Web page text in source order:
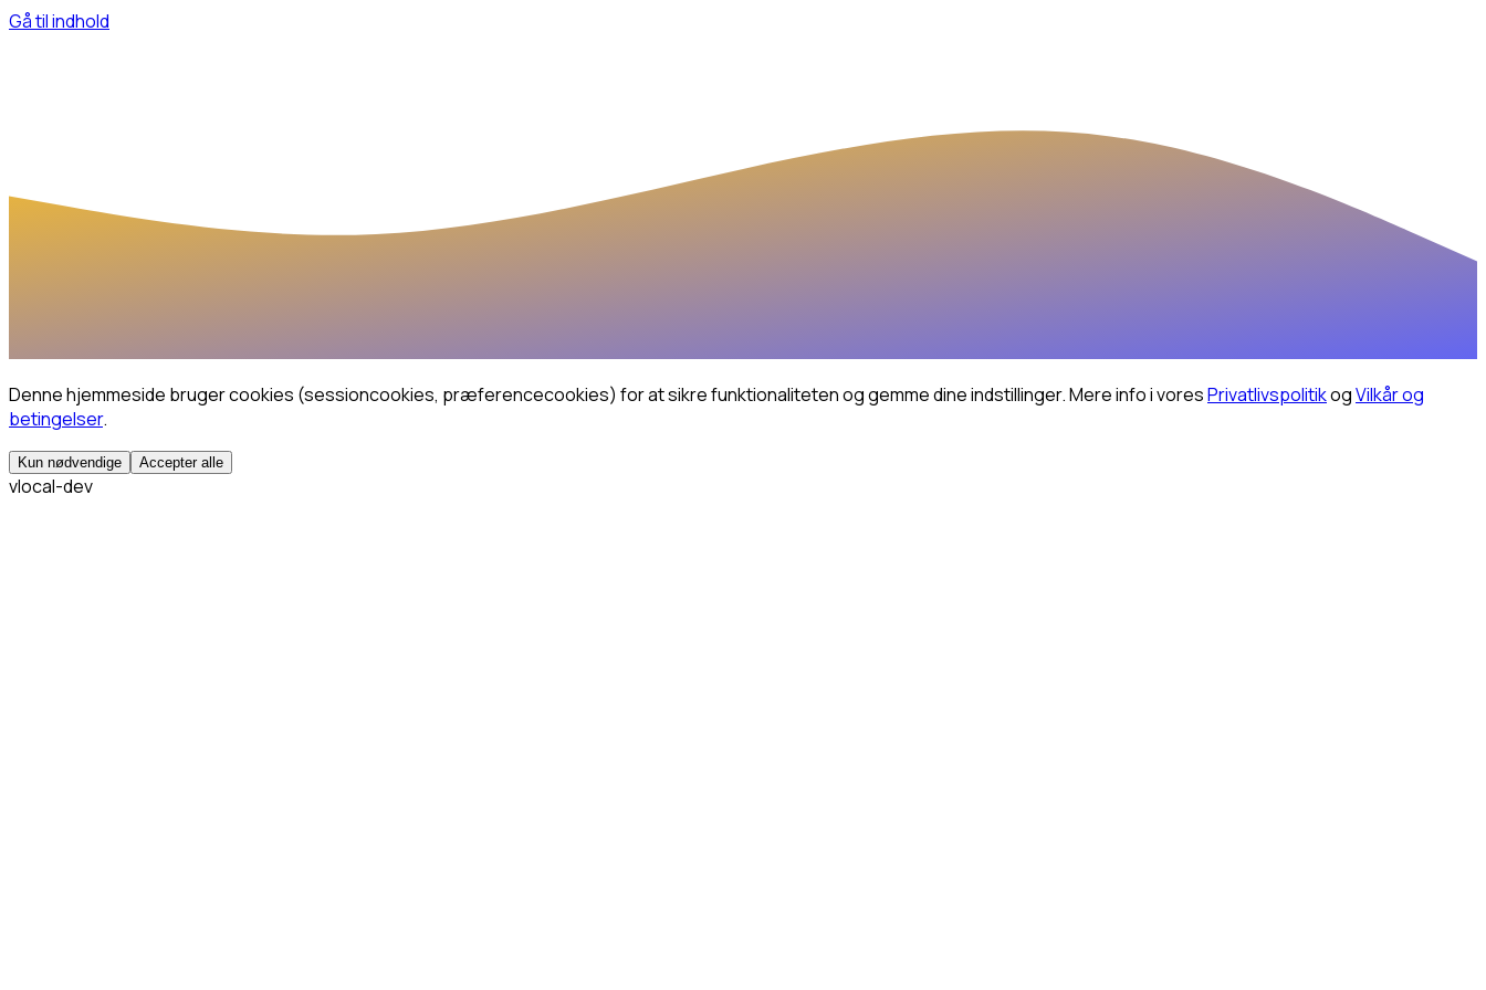
Gå til indhold
Denne hjemmeside bruger cookies (sessioncookies, præferencecookies) for at sikre funktionaliteten og gemme dine indstillinger.Mere info i voresPrivatlivspolitikogVilkår og
betingelser.
Kun nødvendige Accepter alle
vlocal-dev